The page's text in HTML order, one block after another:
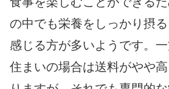
の中でも栄養をしっかり摂
感じる方が多いようです。
住まいの場合は送料がやや